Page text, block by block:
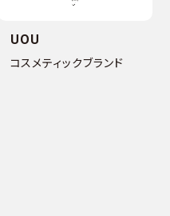
UOU
コスメティックブランド